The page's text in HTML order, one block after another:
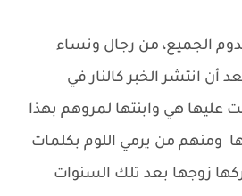
الجميع، من رجال ونساء
أن انتشر الخبر كالنار في
عليها هي وابنتها لمروهم بهذا
ومنهم من يرمي اللوم بكلمات
زوجها بعد تلك السنوات